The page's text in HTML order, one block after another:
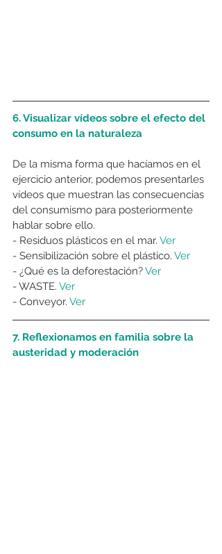
6. Visualizar vídeos sobre el efecto del
consumo en la naturaleza
De la misma forma que hacíamos en el
ejercicio anterior, podemos presentarles
vídeos que muestran las consecuencias
del consumismo para posteriormente
hablar sobre ello.
- Residuos plásticos en el mar. Ver
- Sensibilización sobre el plástico. Ver
- ¿Qué es la deforestación? Ver
- WASTE. Ver
- Conveyor. Ver
7. Reflexionamos en familia sobre la
austeridad y moderación